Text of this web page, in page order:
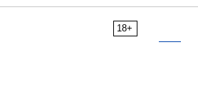
18+